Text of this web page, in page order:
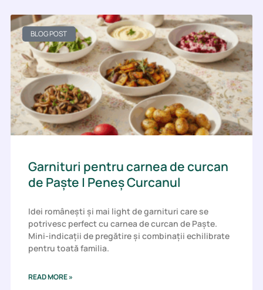
BLOG POST
Garnituri pentru carnea de curcan
de Paște | Peneș Curcanul
Idei românești și mai light de garnituri care se
potrivesc perfect cu carnea de curcan de Paște.
Mini-indicații de pregătire și combinații echilibrate
pentru toată familia.
READ MORE »